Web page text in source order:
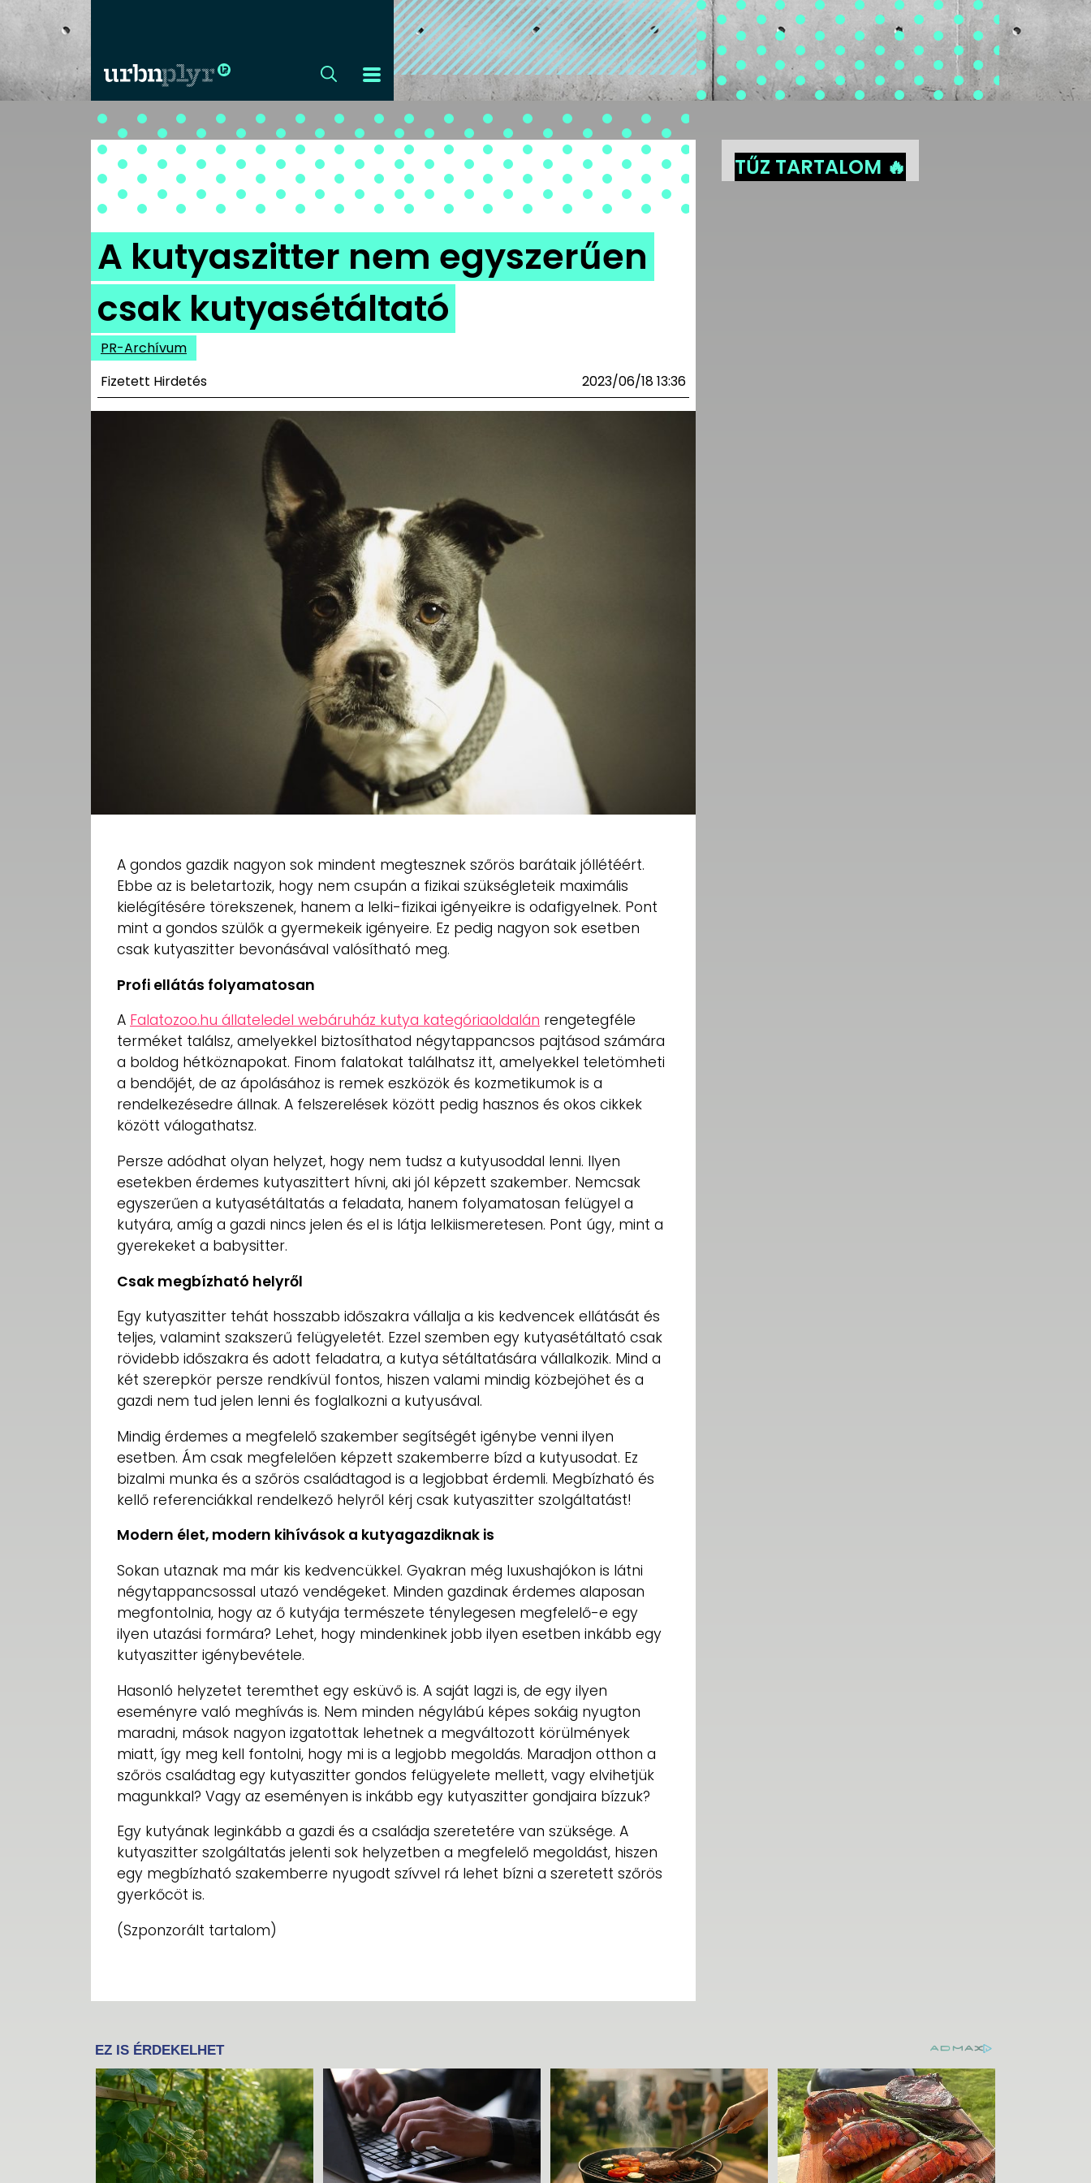
CÍMLAP
DIZÁJN
DIVAT
HIP
KULT
ZENE
IMPRESSZUM
PR-ARCHÍVUM
ADATKEZELÉSI
TÁJÉKOZTATÓ
A kutyaszitter nem egyszerűen
csak kutyasétáltató
PR-Archívum
Fizetett Hirdetés
2023/06/18 13:36
A gondos gazdik nagyon sok mindent megtesznek szőrös barátaik jóllétéért.
Ebbe az is beletartozik, hogy nem csupán a fizikai szükségleteik maximális
kielégítésére törekszenek, hanem a lelki-fizikai igényeikre is odafigyelnek. Pont
mint a gondos szülők a gyermekeik igényeire. Ez pedig nagyon sok esetben
csak kutyaszitter bevonásával valósítható meg.
Profi ellátás folyamatosan
A Falatozoo.hu állateledel webáruház kutya kategóriaoldalán rengetegféle
terméket találsz, amelyekkel biztosíthatod négytappancsos pajtásod számára
a boldog hétköznapokat. Finom falatokat találhatsz itt, amelyekkel teletömheti
a bendőjét, de az ápolásához is remek eszközök és kozmetikumok is a
rendelkezésedre állnak. A felszerelések között pedig hasznos és okos cikkek
között válogathatsz.
Persze adódhat olyan helyzet, hogy nem tudsz a kutyusoddal lenni. Ilyen
esetekben érdemes kutyaszittert hívni, aki jól képzett szakember. Nemcsak
egyszerűen a kutyasétáltatás a feladata, hanem folyamatosan felügyel a
kutyára, amíg a gazdi nincs jelen és el is látja lelkiismeretesen. Pont úgy, mint a
gyerekeket a babysitter.
Csak megbízható helyről
Egy kutyaszitter tehát hosszabb időszakra vállalja a kis kedvencek ellátását és
teljes, valamint szakszerű felügyeletét. Ezzel szemben egy kutyasétáltató csak
rövidebb időszakra és adott feladatra, a kutya sétáltatására vállalkozik. Mind a
két szerepkör persze rendkívül fontos, hiszen valami mindig közbejöhet és a
gazdi nem tud jelen lenni és foglalkozni a kutyusával.
Mindig érdemes a megfelelő szakember segítségét igénybe venni ilyen
esetben. Ám csak megfelelően képzett szakemberre bízd a kutyusodat. Ez
bizalmi munka és a szőrös családtagod is a legjobbat érdemli. Megbízható és
kellő referenciákkal rendelkező helyről kérj csak kutyaszitter szolgáltatást!
Modern élet, modern kihívások a kutyagazdiknak is
Sokan utaznak ma már kis kedvencükkel. Gyakran még luxushajókon is látni
négytappancsossal utazó vendégeket. Minden gazdinak érdemes alaposan
megfontolnia, hogy az ő kutyája természete ténylegesen megfelelő-e egy
ilyen utazási formára? Lehet, hogy mindenkinek jobb ilyen esetben inkább egy
kutyaszitter igénybevétele.
Hasonló helyzetet teremthet egy esküvő is. A saját lagzi is, de egy ilyen
eseményre való meghívás is. Nem minden négylábú képes sokáig nyugton
maradni, mások nagyon izgatottak lehetnek a megváltozott körülmények
miatt, így meg kell fontolni, hogy mi is a legjobb megoldás. Maradjon otthon a
szőrös családtag egy kutyaszitter gondos felügyelete mellett, vagy elvihetjük
magunkkal? Vagy az eseményen is inkább egy kutyaszitter gondjaira bízzuk?
Egy kutyának leginkább a gazdi és a családja szeretetére van szüksége. A
kutyaszitter szolgáltatás jelenti sok helyzetben a megfelelő megoldást, hiszen
egy megbízható szakemberre nyugodt szívvel rá lehet bízni a szeretett szőrös
gyerkőcöt is.
(Szponzorált tartalom)
TŰZ TARTALOM 🔥